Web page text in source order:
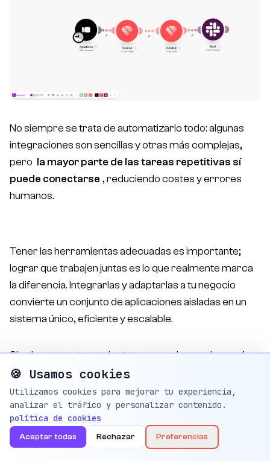
No siempre se trata de automatizarlo todo: algunas
integraciones son sencillas y otras más complejas,
pero la mayor parte de las tareas repetitivas sí
puede conectarse , reduciendo costes y errores
humanos.
Tener las herramientas adecuadas es importante;
lograr que trabajen juntas es lo que realmente marca
la diferencia. Integrarlas y adaptarlas a tu negocio
convierte un conjunto de aplicaciones aisladas en un
sistema único, eficiente y escalable.
Si quieres que tu producto no sea solo una pieza más,
sino que esté conectado con todas tus herramientas
digitales, enBonzzaypodemos ayudarte a diseñar e
implementar esa integración.Reserva tu consultoría
gratuita, y y empieza a optimizar tu ecosistema digital.
🍪 Usamos cookies
Utilizamos cookies para mejorar tu experiencia,
analizar el tráfico y personalizar contenido.
política de cookies
Aceptar todas Rechazar Preferencias